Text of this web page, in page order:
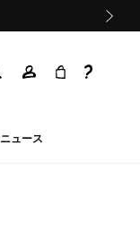
ニュース